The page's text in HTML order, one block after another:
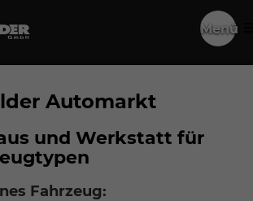
Menü
Automarkt
und Werkstatt für
Fahrzeug: